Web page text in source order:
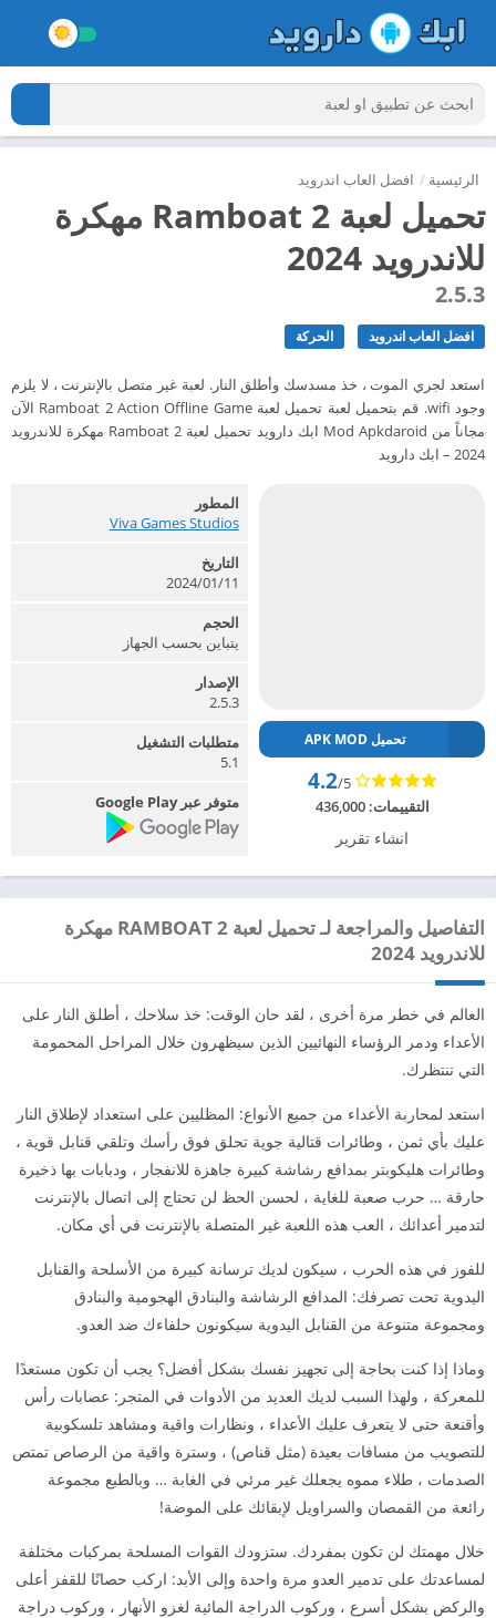
الرئيسية / افضل العاب اندرويد
تحميل لعبة Ramboat 2 مهكرة
للاندرويد 2024
2.5.3
افضل العاب اندرويد الحركة
استعد لجري الموت ، خذ مسدسك وأطلق النار. لعبة غير متصل بالإنترنت ، لا يلزم
وجود wifi. قم بتحميل لعبة تحميل لعبة Ramboat 2 Action Offline Game الآن
مجاناً من Mod Apkdaroid ابك دارويد تحميل لعبة Ramboat 2 مهكرة للاندرويد
2024 – ابك دارويد
تحميل APK MOD
4.2/5
التقييمات:436,000
انشاء تقرير
المطور
Viva Games Studios‏
التاريخ
2024/01/11
الحجم
يتباين بحسب الجهاز
الإصدار
2.5.3
متطلبات التشغيل
5.1
متوفر عبر Google Play
التفاصيل والمراجعة لـ تحميل لعبة RAMBOAT 2 مهكرة
للاندرويد 2024
العالم في خطر مرة أخرى ، لقد حان الوقت: خذ سلاحك ، أطلق النار على
الأعداء ودمر الرؤساء النهائيين الذين سيظهرون خلال المراحل المحمومة
التي تنتظرك.
استعد لمحاربة الأعداء من جميع الأنواع: المظليين على استعداد لإطلاق النار
عليك بأي ثمن ، وطائرات قتالية جوية تحلق فوق رأسك وتلقي قنابل قوية ،
وطائرات هليكوبتر بمدافع رشاشة كبيرة جاهزة للانفجار ، ودبابات بها ذخيرة
حارقة … حرب صعبة للغاية ، لحسن الحظ لن تحتاج إلى اتصال بالإنترنت
لتدمير أعدائك ، العب هذه اللعبة غير المتصلة بالإنترنت في أي مكان.
للفوز في هذه الحرب ، سيكون لديك ترسانة كبيرة من الأسلحة والقنابل
اليدوية تحت تصرفك: المدافع الرشاشة والبنادق الهجومية والبنادق
ومجموعة متنوعة من القنابل اليدوية سيكونون حلفاءك ضد العدو.
وماذا إذا كنت بحاجة إلى تجهيز نفسك بشكل أفضل؟ يجب أن تكون مستعدًا
للمعركة ، ولهذا السبب لديك العديد من الأدوات في المتجر: عصابات رأس
وأقنعة حتى لا يتعرف عليك الأعداء ، ونظارات واقية ومشاهد تلسكوبية
للتصويب من مسافات بعيدة (مثل قناص) ، وسترة واقية من الرصاص تمتص
الصدمات ، طلاء مموه يجعلك غير مرئي في الغابة … وبالطبع مجموعة
رائعة من القمصان والسراويل لإبقائك على الموضة!
خلال مهمتك لن تكون بمفردك. ستزودك القوات المسلحة بمركبات مختلفة
لمساعدتك على تدمير العدو مرة واحدة وإلى الأبد: اركب حصانًا للقفز أعلى
والركض بشكل أسرع ، وركوب الدراجة المائية لغزو الأنهار ، وركوب دراجة